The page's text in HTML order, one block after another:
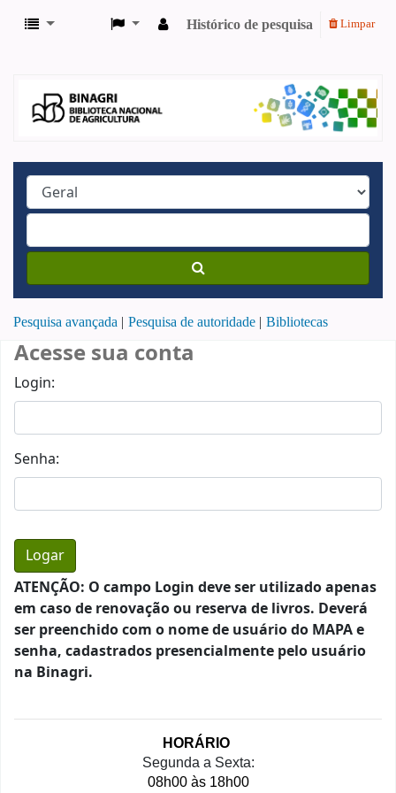
Histórico de pesquisa Limpar
Pesquisa avançada Pesquisa de autoridade Bibliotecas
Acesse sua conta
Login:
Senha:
ATENÇÃO: O campo Login deve ser utilizado apenas
em caso de renovação ou reserva de livros. Deverá
ser preenchido com o nome de usuário do MAPA e
senha, cadastrados presencialmente pelo usuário
na Binagri.
HORÁRIO
Segunda a Sexta:
08h00 às 18h00